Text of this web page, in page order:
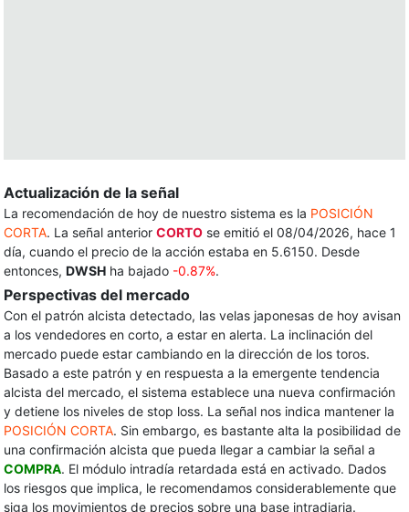
Actualización de la señal
La recomendación de hoy de nuestro sistema es la POSICIÓN
CORTA. La señal anterior CORTO se emitió el 08/04/2026, hace 1
día, cuando el precio de la acción estaba en 5.6150. Desde
entonces, DWSH ha bajado -0.87%.
Perspectivas del mercado
Con el patrón alcista detectado, las velas japonesas de hoy avisan
a los vendedores en corto, a estar en alerta. La inclinación del
mercado puede estar cambiando en la dirección de los toros.
Basado a este patrón y en respuesta a la emergente tendencia
alcista del mercado, el sistema establece una nueva confirmación
y detiene los niveles de stop loss. La señal nos indica mantener la
POSICIÓN CORTA. Sin embargo, es bastante alta la posibilidad de
una confirmación alcista que pueda llegar a cambiar la señal a
COMPRA. El módulo intradía retardada está en activado. Dados
los riesgos que implica, le recomendamos considerablemente que
siga los movimientos de precios sobre una base intradiaria.